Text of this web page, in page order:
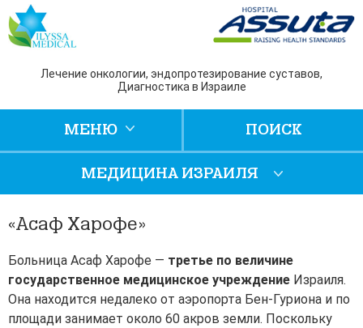
Лечение онкологии, эндопротезирование суставов,
Диагностика в Израиле
ПОИСК
МЕНЮ
«Асаф Харофе»
Больница Асаф Харофе — третье по величине
государственное медицинское учреждение Израиля.
Она находится недалеко от аэропорта Бен-Гуриона и по
площади занимает около 60 акров земли. Поскольку
МЕДИЦИНА ИЗРАИЛЯ